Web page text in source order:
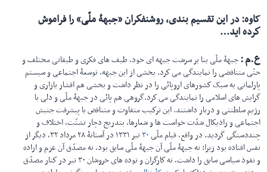
کاوه:در این تقسیم بندی، روشنفكران «جبهۀ ملّی» را فراموش
كرده اید…
ع.م:جبهۀ ملّی بنا بر سرشت جبهه ای خود، طیف های فكری و طبقاتی مختلف و
حتّی متناقضی را نمایندگی می كرد. بخشی از این جبهه، توسعۀ اجتماعی و سیستم
پارلمانی به سبک كشورهای اروپائی را در نظر داشت و بخشی هم اقشار بازاری و
گرایش های اسلامی را نمایندگی می كرد.گروهی هم پائی در جبهۀ ملّی و دلی با
رژیم سلطنتی و دربار داشتند. این تركیب متفاوت و متناقض با پیشرفت جنبش
اجتماعی و رادیكال شدّت خواست ها و شعارها، بتدریج دچار تشتّت، اختلاف و
چنددستگی گردید. در واقع، قیام ملّی۳۰
تیر ۱۳۳۱ در آستانۀ ۲۸ مرداد ۳۲، دیگر از
نفس افتاده بود زیرا: نه جبهۀ ملّی آن جبهۀ ملّی سابق بود، نه مصدّق آن عزم و اراده
و نفوذ سیاسی سابق را داشت، نه كارگران و توده های خروشان ۳۰ تیر در كنار مصدّق